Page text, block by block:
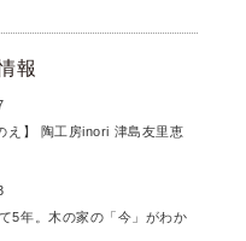
報
え】 陶工房inori 津島友里恵
5年。木の家の「今」がわか